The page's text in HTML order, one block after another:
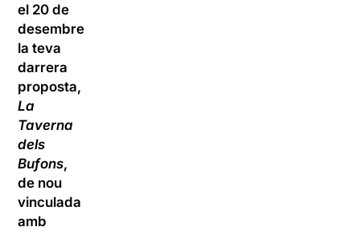
el 20 de
desembre
la teva
darrera
proposta,
La
Taverna
dels
Bufons,
de nou
vinculada
amb